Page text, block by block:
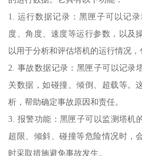
1. 运行数据记录：黑匣子可以记
度、角度、速度等运行参数，以及
以用于分析和评估塔机的运行情况，
2. 事故数据记录：黑匣子可以记录
关数据，如碰撞、倾倒、超载等。
析，帮助确定事故原因和责任。
3. 报警功能：黑匣子可以监测塔机
超限、倾斜、碰撞等危险情况时，
时采取措施避免事故发生。